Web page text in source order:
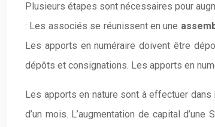
Plusieurs étapes sont nécessaires pour
: Les associés se réunissent en une
Les apports en numéraire doivent être
dépôts et consignations. Les apports en
Les apports en nature sont à effectuer
d’un mois. L’augmentation de capital